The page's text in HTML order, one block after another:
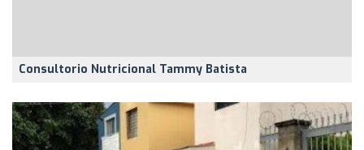
Consultorio Nutricional Tammy Batista